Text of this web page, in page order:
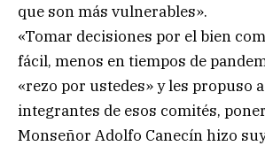
que son más vulnerables».
«Tomar decisiones por el bien
fácil, menos en tiempos de
«rezo por ustedes» y les propuso
integrantes de esos comités,
Monseñor Adolfo Canecín hizo